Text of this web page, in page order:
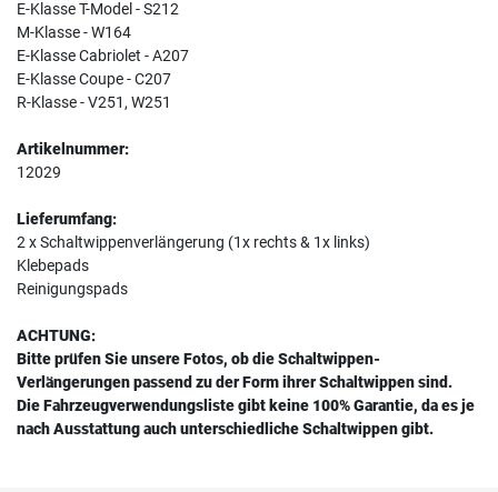
E-Klasse T-Model - S212
M-Klasse - W164
E-Klasse Cabriolet - A207
E-Klasse Coupe - C207
R-Klasse - V251, W251
Artikelnummer:
12029
Lieferumfang:
2 x Schaltwippenverlängerung (1x rechts & 1x links)
Klebepads
Reinigungspads
ACHTUNG:
Bitte prüfen Sie unsere Fotos, ob die Schaltwippen-
Verlängerungen passend zu der Form ihrer Schaltwippen sind.
Die Fahrzeugverwendungsliste gibt keine 100% Garantie, da es je
nach Ausstattung auch unterschiedliche Schaltwippen gibt.